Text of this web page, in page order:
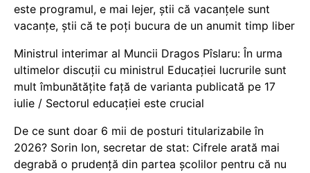
este programul, e mai lejer, știi că vacanțele sunt
vacanţe, știi că te poți bucura de un anumit timp liber
Ministrul interimar al Muncii Dragos Pîslaru: În urma
ultimelor discuții cu ministrul Educației lucrurile sunt
mult îmbunătățite față de varianta publicată pe 17
iulie / Sectorul educației este crucial
De ce sunt doar 6 mii de posturi titularizabile în
2026? Sorin Ion, secretar de stat: Cifrele arată mai
degrabă o prudență din partea școlilor pentru că nu